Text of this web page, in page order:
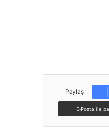
Paylaş
E-Posta ile